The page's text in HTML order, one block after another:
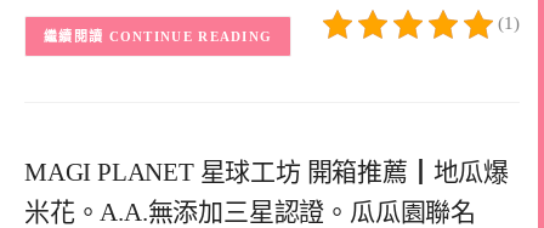
(1)
CONTINUE READING
MAGI PLANET 星球工坊 開箱推薦┃地瓜爆
米花。A.A.無添加三星認證。瓜瓜園聯名